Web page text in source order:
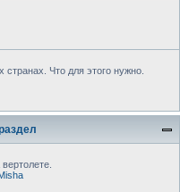
странах. Что для этого нужно.